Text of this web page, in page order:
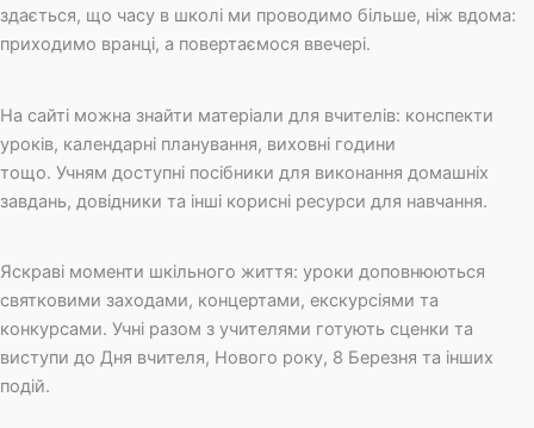
здається, що часу в школі ми проводимо більше, ніж вдома:
приходимо вранці, а повертаємося ввечері.
На сайті можна знайти матеріали для вчителів: конспекти
уроків, календарні планування, виховні години
тощо. Учням доступні посібники для виконання домашніх
завдань, довідники та інші корисні ресурси для навчання.
Яскраві моменти шкільного життя: уроки доповнюються
святковими заходами, концертами, екскурсіями та
конкурсами. Учні разом з учителями готують сценки та
виступи до Дня вчителя, Нового року, 8 Березня та інших
подій.